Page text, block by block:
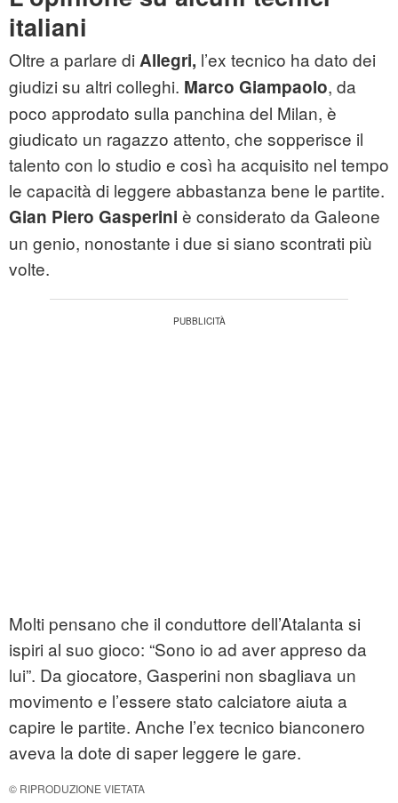
italiani
Oltre a parlare di Allegri, l’ex tecnico ha dato dei
giudizi su altri colleghi. Marco Giampaolo, da
poco approdato sulla panchina del Milan, è
giudicato un ragazzo attento, che sopperisce il
talento con lo studio e così ha acquisito nel tempo
le capacità di leggere abbastanza bene le partite.
Gian Piero Gasperini è considerato da Galeone
un genio, nonostante i due si siano scontrati più
volte.
Molti pensano che il conduttore dell’Atalanta si
ispiri al suo gioco: “Sono io ad aver appreso da
lui”. Da giocatore, Gasperini non sbagliava un
movimento e l’essere stato calciatore aiuta a
capire le partite. Anche l’ex tecnico bianconero
aveva la dote di saper leggere le gare.
© RIPRODUZIONE VIETATA